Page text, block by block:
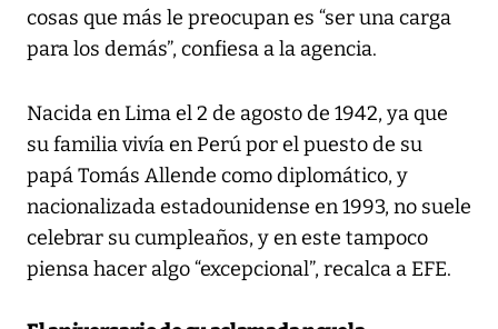
cosas que más le preocupan es “ser una carga
para los demás”, confiesa a la agencia.
Nacida en Lima el 2 de agosto de 1942, ya que
su familia vivía en Perú por el puesto de su
papá Tomás Allende como diplomático, y
nacionalizada estadounidense en 1993, no suele
celebrar su cumpleaños, y en este tampoco
piensa hacer algo “excepcional”, recalca a EFE.